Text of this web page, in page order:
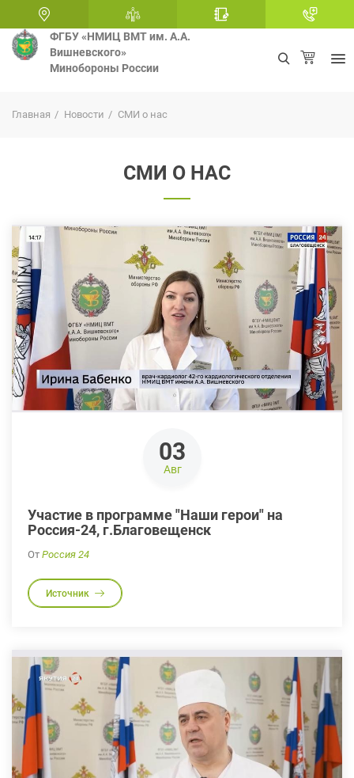
ФГБУ «НМИЦ ВМТ им. А.А.
Вишневского»
Минобороны России
Главная Новости СМИ о нас
СМИ О НАС
03
Авг
Участие в программе "Наши герои" на
Россия-24, г.Благовещенск
От Россия 24
Источник